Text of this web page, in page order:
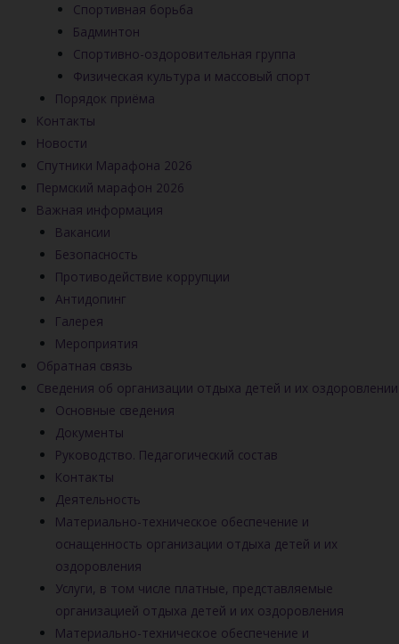
Спортивная борьба
Бадминтон
Спортивно-оздоровительная группа
Физическая культура и массовый спорт
Порядок приёма
Контакты
Новости
Спутники Марафона 2026
Пермский марафон 2026
Важная информация
Вакансии
Безопасность
Противодействие коррупции
Антидопинг
Галерея
Мероприятия
Обратная связь
Сведения об организации отдыха детей и их оздоровлении
Основные сведения
Документы
Руководство. Педагогический состав
Контакты
Деятельность
Материально-техническое обеспечение и
оснащенность организации отдыха детей и их
оздоровления
Услуги, в том числе платные, представляемые
организацией отдыха детей и их оздоровления
Материально-техническое обеспечение и